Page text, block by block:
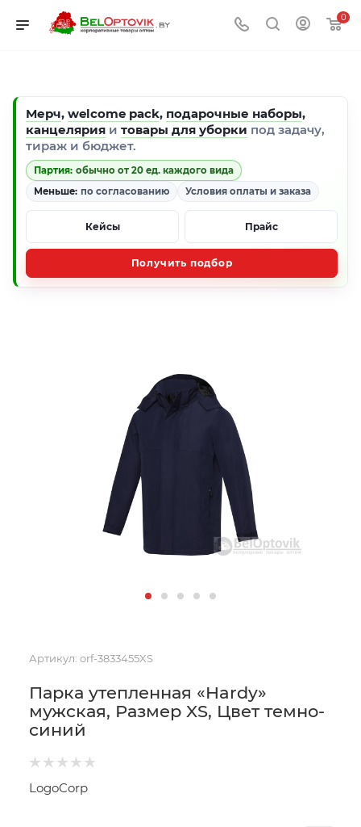
0
Мерч, welcome pack, подарочные наборы,
канцелярия и товары для уборки под задачу,
тираж и бюджет.
Партия: обычно от 20 ед. каждого вида
Меньше: по согласованию Условия оплаты и заказа
Кейсы Прайс
Получить подбор
Артикул: orf-3833455XS
Парка утепленная «Hardy»
мужская, Размер XS, Цвет темно-
синий
LogoCorp